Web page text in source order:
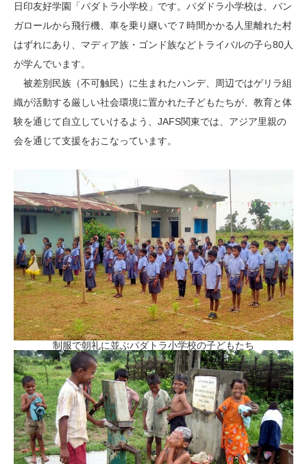
日印友好学園「パダトラ小学校」です。パダドラ小学校は、バン
ガロールから飛行機、車を乗り継いで７時間かかる人里離れた村
はずれにあり、マディア族・ゴンド族などトライバルの子ら80人
が学んでいます。
被差別民族（不可触民）に生まれたハンデ、周辺ではゲリラ組
織が活動する厳しい社会環境に置かれた子どもたちが、教育と体
験を通じて自立していけるよう、JAFS関東では、アジア里親の
会を通じて支援をおこなっています。
制服で朝礼に並ぶパダトラ小学校の子どもたち